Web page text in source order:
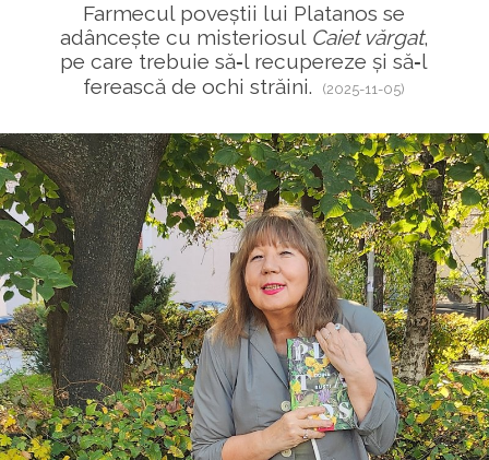
Farmecul poveștii lui Platanos se
adâncește cu misteriosul Caiet vărgat,
pe care trebuie să‑l recupereze și să‑l
ferească de ochi străini.(2025-11-05)